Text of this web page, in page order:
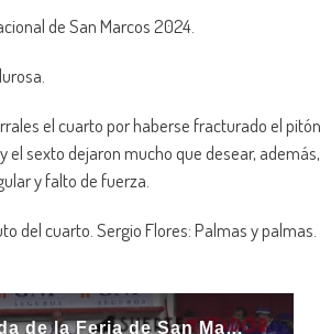
de San Marcos 2024.
el cuarto por haberse fracturado el
sexto dejaron mucho que desear,
y falto de fuerza.
del cuarto. Sergio Flores: Palmas y